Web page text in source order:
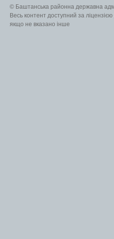
© Баштанська районна державна
Весь контент доступний за ліцензією
якщо не вказано інше